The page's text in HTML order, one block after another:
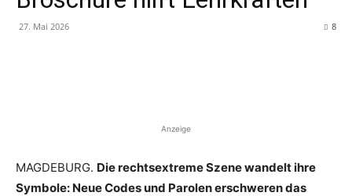
27. Mai 2026 8
Anzeige
MAGDEBURG. Die rechtsextreme Szene wandelt ihre
Symbole: Neue Codes und Parolen erschweren das